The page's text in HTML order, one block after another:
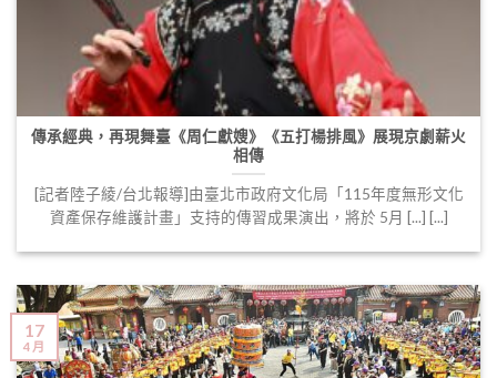
傳承經典，再現舞臺《周仁獻嫂》《五打楊排風》展現京劇薪火
相傳
[記者陸子綾/台北報導]由臺北市政府文化局「115年度無形文化
資產保存維護計畫」支持的傳習成果演出，將於 5月 [...] [...]
17
4 月